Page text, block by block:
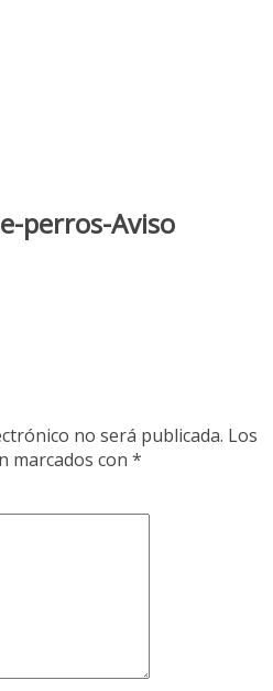
perros-Aviso
no será publicada. Los
marcados con *